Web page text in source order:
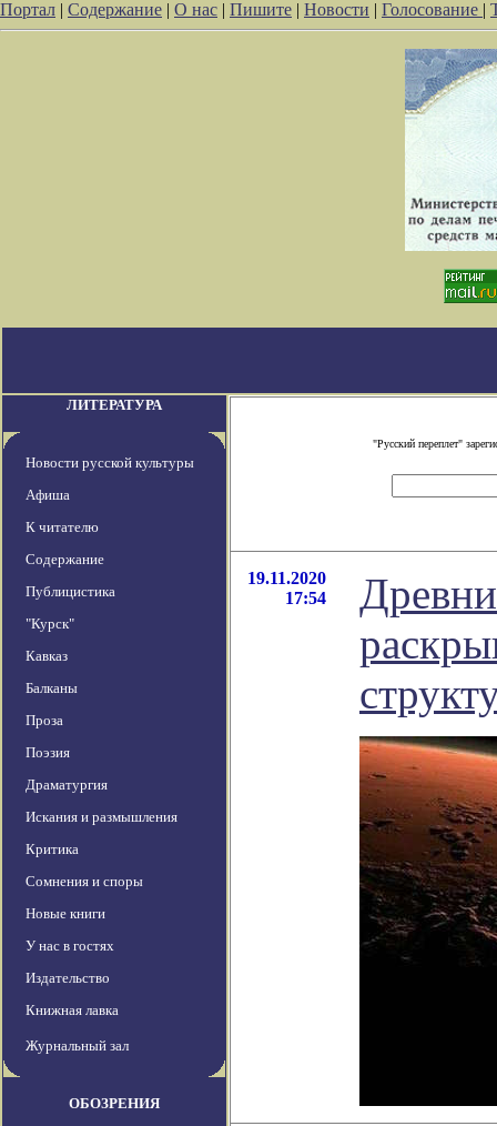
Портал | Содержание | О нас | Пишите | Новости | Голосование |
ЛИТЕРАТУРА
Новости русской культуры
Афиша
К читателю
Содержание
Публицистика
"Курск"
Кавказ
Балканы
Проза
Поэзия
Драматургия
Искания и размышления
Критика
Сомнения и споры
Новые книги
У нас в гостях
Издательство
Книжная лавка
Журнальный зал
ОБОЗРЕНИЯ
"Русский переплет"
19.11.2020
17:54